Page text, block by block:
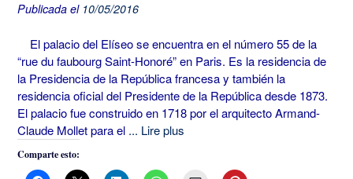
Publicada el 10/05/2016
El palacio del Elíseo se encuentra en el número 55 de la
“rue du faubourg Saint-Honoré” en Paris. Es la residencia de
la Presidencia de la República francesa y también la
residencia oficial del Presidente de la República desde 1873.
El palacio fue construido en 1718 por el arquitecto Armand-
Claude Mollet para el ... Lire plus
Comparte esto: